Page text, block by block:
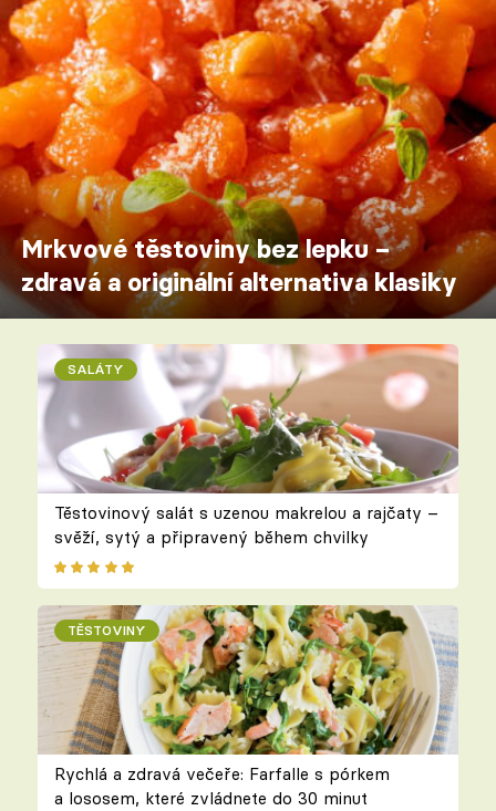
Mrkvové těstoviny bez lepku –
zdravá a originální alternativa klasiky
SALÁTY
Těstovinový salát s uzenou makrelou a rajčaty –
svěží, sytý a připravený během chvilky
TĚSTOVINY
Rychlá a zdravá večeře: Farfalle s pórkem
a lososem, které zvládnete do 30 minut